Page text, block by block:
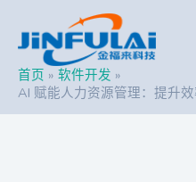
首页
软件开发
AI 赋能人力资源管理：提升
navigation